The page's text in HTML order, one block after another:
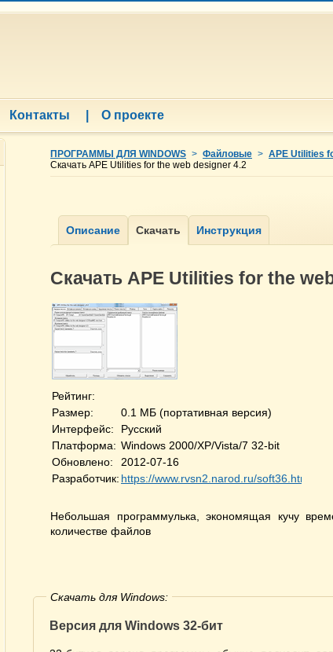
Контакты О проекте
ПРОГРАММЫ ДЛЯ WINDOWS > Файловые > APE Utilities
Скачать APE Utilities for the web designer 4.2
Скачать APE Utilities for the
Рейтинг:
Размер:
0.1 МБ (портативная версия)
Интерфейс:
Русский
Платформа: Windows 2000/XP/Vista/7 32-bit
Обновлено:
2012-07-16
Разработчик: https://www.rvsn2.narod.ru/soft36.htm
Небольшая программулька, экономящая кучу
количестве файлов
Скачать для Windows:
Версия для Windows 32-бит